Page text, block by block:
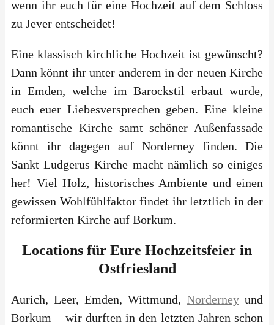
wenn ihr euch für eine Hochzeit auf dem Schloss
zu Jever entscheidet!
Eine klassisch kirchliche Hochzeit ist gewünscht?
Dann könnt ihr unter anderem in der neuen Kirche
in Emden, welche im Barockstil erbaut wurde,
euch euer Liebesversprechen geben. Eine kleine
romantische Kirche samt schöner Außenfassade
könnt ihr dagegen auf Norderney finden. Die
Sankt Ludgerus Kirche macht nämlich so einiges
her! Viel Holz, historisches Ambiente und einen
gewissen Wohlfühlfaktor findet ihr letztlich in der
reformierten Kirche auf Borkum.
Locations für Eure Hochzeitsfeier in
Ostfriesland
Aurich, Leer, Emden, Wittmund, Norderney und
Borkum – wir durften in den letzten Jahren schon